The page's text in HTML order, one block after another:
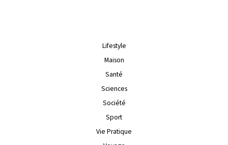
Lifestyle
Maison
Santé
Sciences
Société
Sport
Vie Pratique